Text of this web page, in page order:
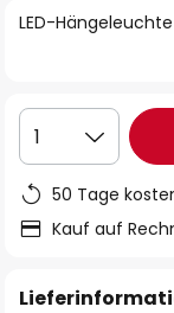
springen
LED-
1
50 Tage
Kauf auf